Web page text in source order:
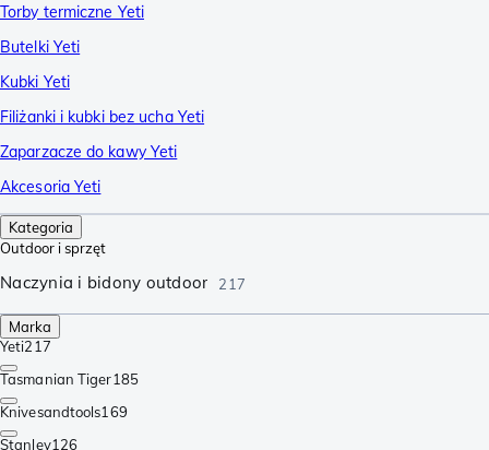
Torby termiczne Yeti
Butelki Yeti
Kubki Yeti
Filiżanki i kubki bez ucha Yeti
Zaparzacze do kawy Yeti
Akcesoria Yeti
Kategoria
Outdoor i sprzęt
Naczynia i bidony outdoor 217
Marka
Yeti217
Tasmanian Tiger185
Knivesandtools169
Stanley126